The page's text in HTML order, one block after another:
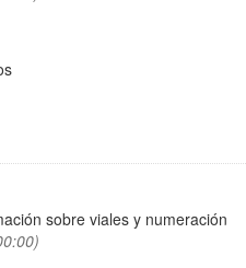
sobre viales y numeración